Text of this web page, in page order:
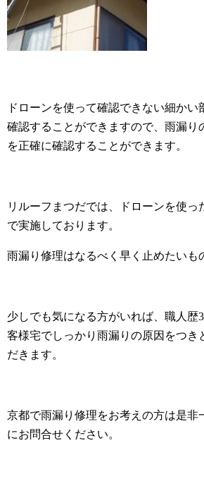
ドローンを使って確認できない細かい
確認することができますので、雨漏り
を正確に確認することができます。
リルーフまつだでは、ドローンを使っ
で実施しております。
雨漏り修理はなるべく早く止めたいも
少しでも気になる方がいれば、職人歴
客様宅でしっかり雨漏りの原因をつき
だきます。
京都で雨漏り修理をお考えの方は是非
にお問合せください。